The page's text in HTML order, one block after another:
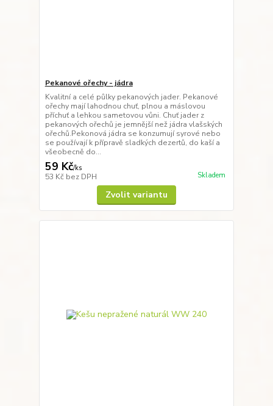
Pekanové ořechy - jádra
Kvalitní a celé půlky pekanových jader. Pekanové
ořechy mají lahodnou chuť, plnou a máslovou
příchuť a lehkou sametovou vůni. Chuť jader z
pekanových ořechů je jemnější než jádra vlašských
ořechů.Pekonová jádra se konzumují syrové nebo
se používají k přípravě sladkých dezertů, do kaší a
všeobecně do...
59 Kč/ks
53 Kč bez DPH Skladem
Zvolit variantu